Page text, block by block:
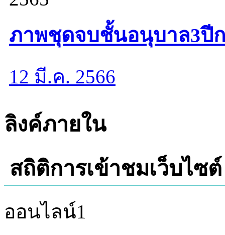
ภาพชุดจบชั้นอนุบาล3ปีก
12 มี.ค. 2566
ลิงค์ภายใน
สถิติการเข้าชมเว็บไซต์
ออนไลน์1